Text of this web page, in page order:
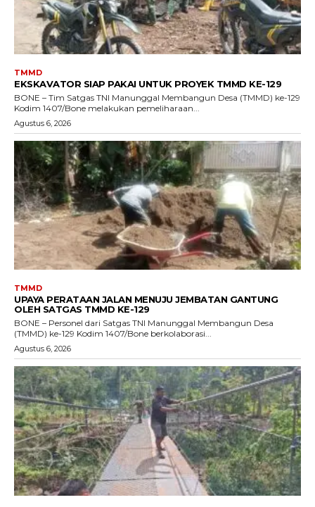
TMMD
EKSKAVATOR SIAP PAKAI UNTUK PROYEK TMMD KE-129
BONE – Tim Satgas TNI Manunggal Membangun Desa (TMMD) ke-129
Kodim 1407/Bone melakukan pemeliharaan...
Agustus 6, 2026
TMMD
UPAYA PERATAAN JALAN MENUJU JEMBATAN GANTUNG
OLEH SATGAS TMMD KE-129
BONE – Personel dari Satgas TNI Manunggal Membangun Desa
(TMMD) ke-129 Kodim 1407/Bone berkolaborasi...
Agustus 6, 2026